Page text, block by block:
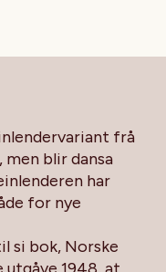
frå
men blir dansa
har
for nye
si bok, Norske